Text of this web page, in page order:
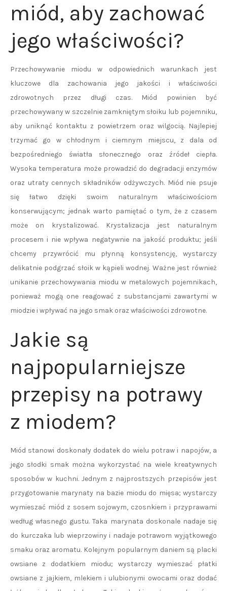
miód, aby zachować
jego właściwości?
Przechowywanie miodu w odpowiednich warunkach jest
kluczowe dla zachowania jego jakości i właściwości
zdrowotnych przez długi czas. Miód powinien być
przechowywany w szczelnie zamkniętym słoiku lub pojemniku,
aby uniknąć kontaktu z powietrzem oraz wilgocią. Najlepiej
trzymać go w chłodnym i ciemnym miejscu, z dala od
bezpośredniego światła słonecznego oraz źródeł ciepła.
Wysoka temperatura może prowadzić do degradacji enzymów
oraz utraty cennych składników odżywczych. Miód nie psuje
się łatwo dzięki swoim naturalnym właściwościom
konserwującym; jednak warto pamiętać o tym, że z czasem
może on krystalizować. Krystalizacja jest naturalnym
procesem i nie wpływa negatywnie na jakość produktu; jeśli
chcemy przywrócić mu płynną konsystencję, wystarczy
delikatnie podgrzać słoik w kąpieli wodnej. Ważne jest również
unikanie przechowywania miodu w metalowych pojemnikach,
ponieważ mogą one reagować z substancjami zawartymi w
miodzie i wpływać na jego smak oraz właściwości zdrowotne.
Jakie są
najpopularniejsze
przepisy na potrawy
z miodem?
Miód stanowi doskonały dodatek do wielu potraw i napojów, a
jego słodki smak można wykorzystać na wiele kreatywnych
sposobów w kuchni. Jednym z najprostszych przepisów jest
przygotowanie marynaty na bazie miodu do mięsa; wystarczy
wymieszać miód z sosem sojowym, czosnkiem i przyprawami
według własnego gustu. Taka marynata doskonale nadaje się
do kurczaka lub wieprzowiny i nadaje potrawom wyjątkowego
smaku oraz aromatu. Kolejnym popularnym daniem są placki
owsiane z dodatkiem miodu; wystarczy wymieszać płatki
owsiane z jajkiem, mlekiem i ulubionymi owocami oraz dodać